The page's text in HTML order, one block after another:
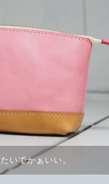
いでかぁいい。